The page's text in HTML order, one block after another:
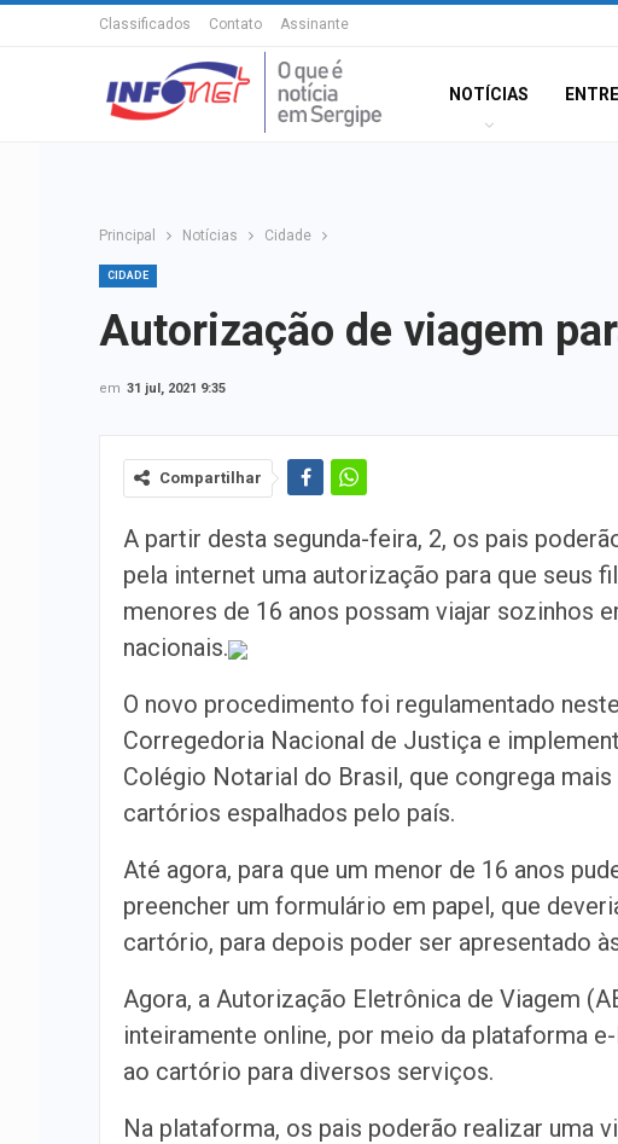
Classificados Contato Assinante
NOTÍCIAS
Principal Notícias Cidade
CIDADE
Autorização de viagem
em 31 jul, 2021 9:35
Compartilhar
A partir desta segunda-feira, 2, os pais
pela internet uma autorização para que seus
menores de 16 anos possam viajar sozinhos
nacionais.
O novo procedimento foi regulamentado
Corregedoria Nacional de Justiça e
Colégio Notarial do Brasil, que congrega mais
cartórios espalhados pelo país.
Até agora, para que um menor de 16 anos
preencher um formulário em papel, que
cartório, para depois poder ser apresentado
Agora, a Autorização Eletrônica de Viagem
inteiramente online, por meio da plataforma
ao cartório para diversos serviços.
Na plataforma, os pais poderão realizar uma